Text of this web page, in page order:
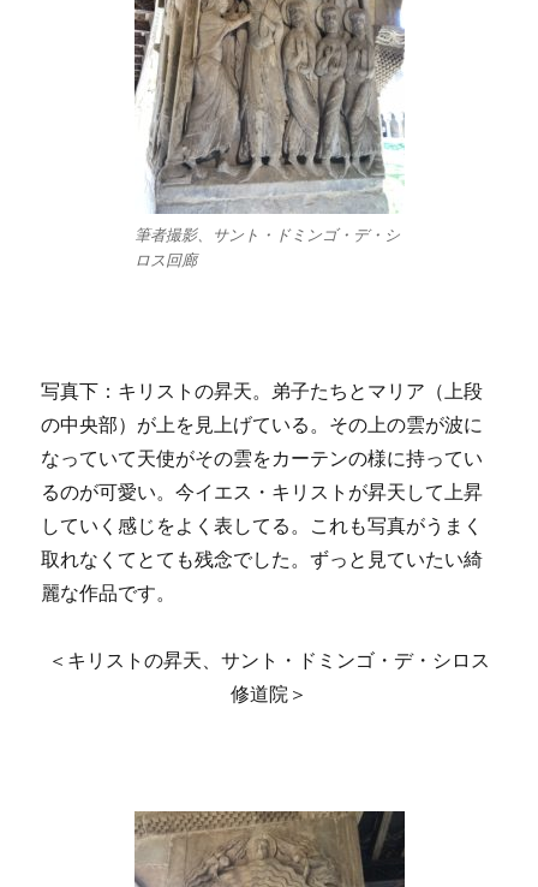
筆者撮影、サント・ドミンゴ・デ・シ
ロス回廊
写真下：キリストの昇天。弟子たちとマリア（上段
の中央部）が上を見上げている。その上の雲が波に
なっていて天使がその雲をカーテンの様に持ってい
るのが可愛い。今イエス・キリストが昇天して上昇
していく感じをよく表してる。これも写真がうまく
取れなくてとても残念でした。ずっと見ていたい綺
麗な作品です。
＜キリストの昇天、サント・ドミンゴ・デ・シロス
修道院＞